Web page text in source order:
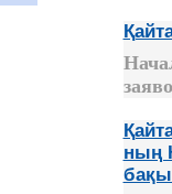
ның